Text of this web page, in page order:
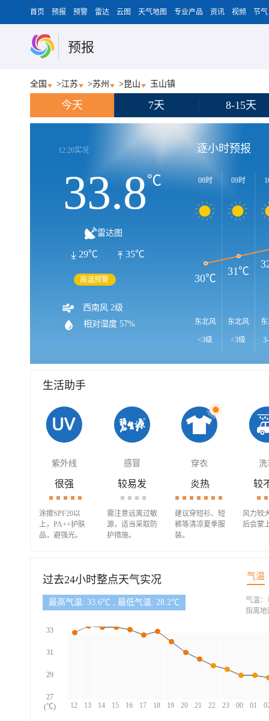
首页 预报 预警 雷达 云图 天气地图 专业产品 资讯 视频 节气
预报
全国 >江苏 >苏州 >昆山 玉山镇
今天 7天 8-15天
12:20实况
33.8℃
雷达图
35℃
29℃
高温预警
西南风 2级
相对湿度 57%
逐小时预报
08时
东北风
<3级
09时
东北风
<3级
30℃
31℃
生活助手
紫外线 感冒 穿衣 洗
很强
涂擦SPF20以
上，PA++护肤
品，避强光。
较易发
需注意远离过敏
源，适当采取防
护措施。
炎热
建议穿短衫、短
裤等清凉夏季服
装。
较
风力较
后会蒙
过去24小时整点天气实况 气温
最高气温: 33.6℃ , 最低气温: 28.2℃
12 13 14 15 16 17 18 19 20 21 22 23 00 01
33
31
29
27
(℃)
气温：
指离地